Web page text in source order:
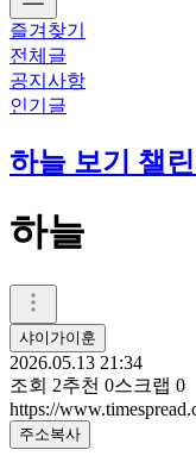
즐겨찾기
전체글
공지사항
인기글
하늘 보기 챌린
하늘
샤이가이훈
2026.05.13 21:34
조회 2추천 0스크랩 0
https://
주소복사